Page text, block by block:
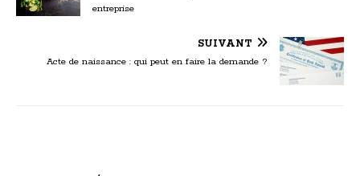
entreprise
SUIVANT
Acte de naissance : qui peut en faire la demande ?